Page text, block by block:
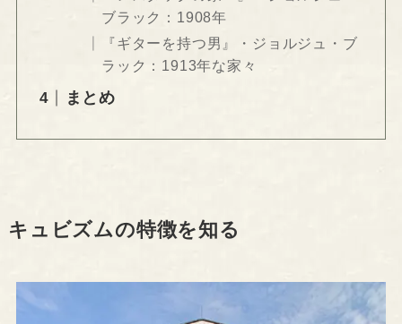
ブラック：1908年
『ギターを持つ男』・ジョルジュ・ブ
ラック：1913年な家々
まとめ
キュビズムの特徴を知る